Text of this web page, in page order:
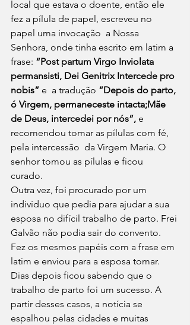
local que estava o doente, então ele
fez a pílula de papel, escreveu no
papel uma invocação  a Nossa
Senhora, onde tinha escrito em latim a
frase: “Post partum Virgo Inviolata
permansisti, Dei Genitrix Intercede pro
nobis” e  a tradução “Depois do parto,
ó Virgem, permaneceste intacta;Mãe
de Deus, intercedei por nós”, e
recomendou tomar as pílulas com fé,
pela intercessão  da Virgem Maria. O
senhor tomou as pílulas e ficou
curado.
Outra vez, foi procurado por um
indivíduo que pedia para ajudar a sua
esposa no difícil trabalho de parto. Frei
Galvão não podia sair do convento.
Fez os mesmos papéis com a frase em
latim e enviou para a esposa tomar.
Dias depois ficou sabendo que o
trabalho de parto foi um sucesso. A
partir desses casos, a notícia se
espalhou pelas cidades e muitas